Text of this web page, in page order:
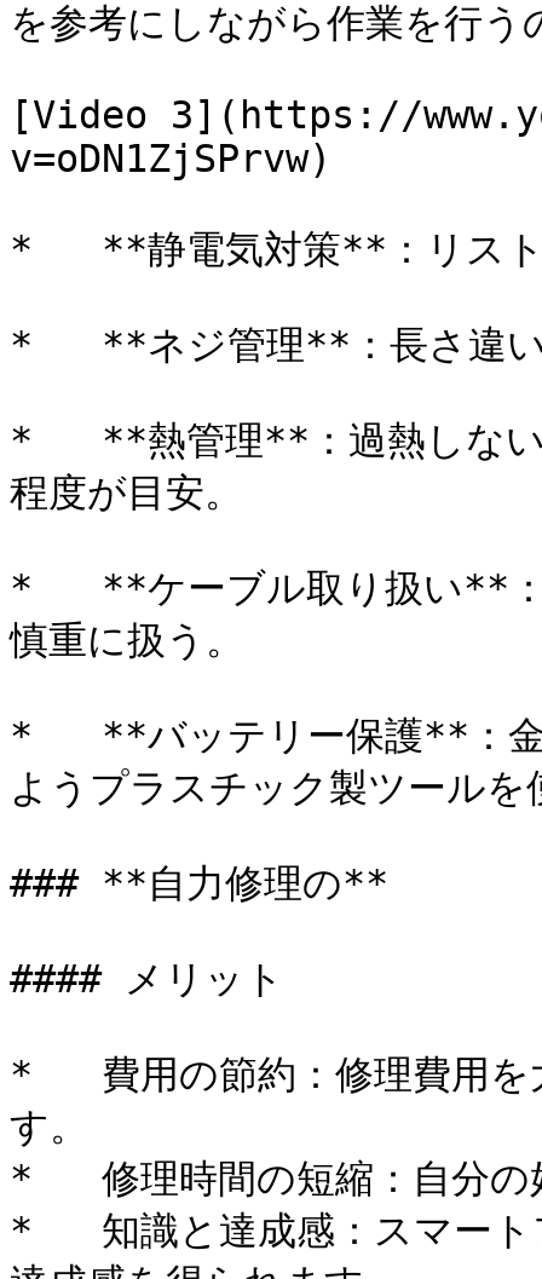
を参考にしながら作業を行
[Video 3](https://
v=oDN1ZjSPrvw)
*   **静電気対策**：リスト
*   **ネジ管理**：長さ違い
*   **熱管理**：過熱しない
程度が目安。
*   **ケーブル取り扱い**：
慎重に扱う。
*   **バッテリー保護**：金
ようプラスチック製ツールを
### **自力修理の**
#### メリット
*   費用の節約：修理費用を
す。
*   修理時間の短縮：自分の
*   知識と達成感：スマート